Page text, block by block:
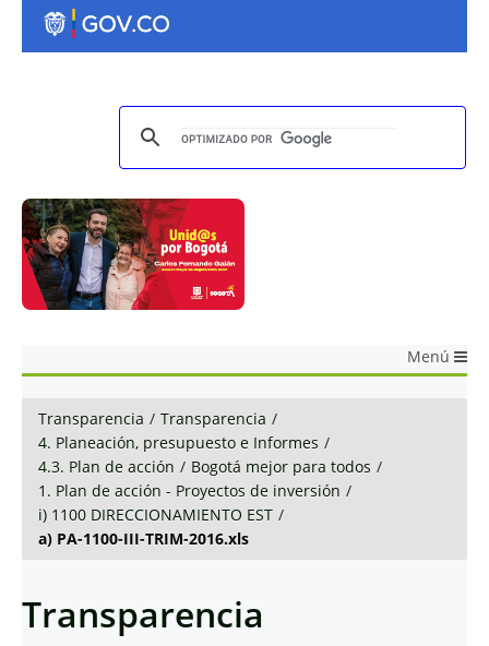
Menú
Transparencia / Transparencia /
4. Planeación, presupuesto e Informes /
4.3. Plan de acción / Bogotá mejor para todos /
1. Plan de acción - Proyectos de inversión /
i) 1100 DIRECCIONAMIENTO EST /
a) PA-1100-III-TRIM-2016.xls
Transparencia